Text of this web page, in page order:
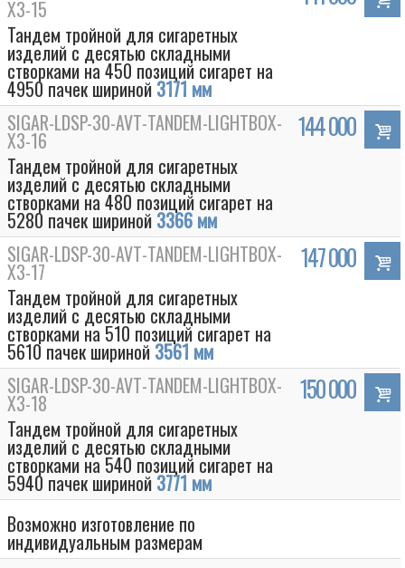
Box
Х3-15
Тандем тройной для сигаретных
изделий с десятью складными
створками на 450 позиций сигарет на
4950 пачек шириной 3171 мм
SIGAR-LDSP-30-AVT-TANDEM-LIGHTBOX-
Х3-16
Тандем тройной для сигаретных
изделий с десятью складными
створками на 480 позиций сигарет на
5280 пачек шириной 3366 мм
144 000
SIGAR-LDSP-30-AVT-TANDEM-LIGHTBOX-
Х3-17
Тандем тройной для сигаретных
изделий с десятью складными
створками на 510 позиций сигарет на
5610 пачек шириной 3561 мм
147 000
SIGAR-LDSP-30-AVT-TANDEM-LIGHTBOX-
Х3-18
Тандем тройной для сигаретных
изделий с десятью складными
створками на 540 позиций сигарет на
5940 пачек шириной 3771 мм
150 000
Возможно изготовление по
индивидуальным размерам